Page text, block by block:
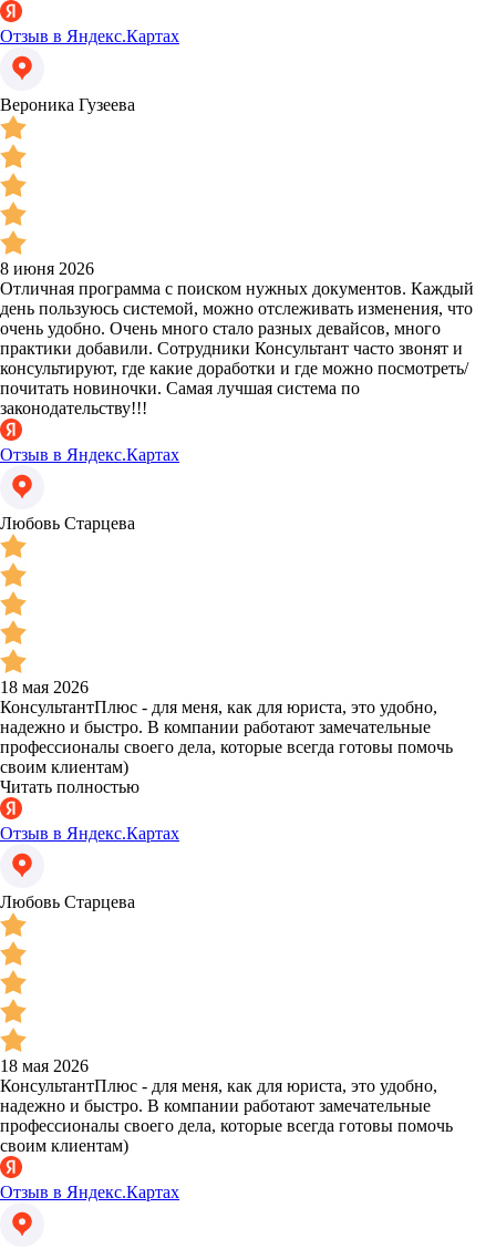
Отзыв в Яндекс.Картах
Вероника Гузеева
8 июня 2026
Отличная программа с поиском нужных документов. Каждый
день пользуюсь системой, можно отслеживать изменения, что
очень удобно. Очень много стало разных девайсов, много
практики добавили. Сотрудники Консультант часто звонят и
консультируют, где какие доработки и где можно посмотреть/
почитать новиночки. Самая лучшая система по
законодательству!!!
Отзыв в Яндекс.Картах
Любовь Старцева
18 мая 2026
КонсультантПлюс - для меня, как для юриста, это удобно,
надежно и быстро. В компании работают замечательные
профессионалы своего дела, которые всегда готовы помочь
своим клиентам)
Читать полностью
Отзыв в Яндекс.Картах
Любовь Старцева
18 мая 2026
КонсультантПлюс - для меня, как для юриста, это удобно,
надежно и быстро. В компании работают замечательные
профессионалы своего дела, которые всегда готовы помочь
своим клиентам)
Отзыв в Яндекс.Картах